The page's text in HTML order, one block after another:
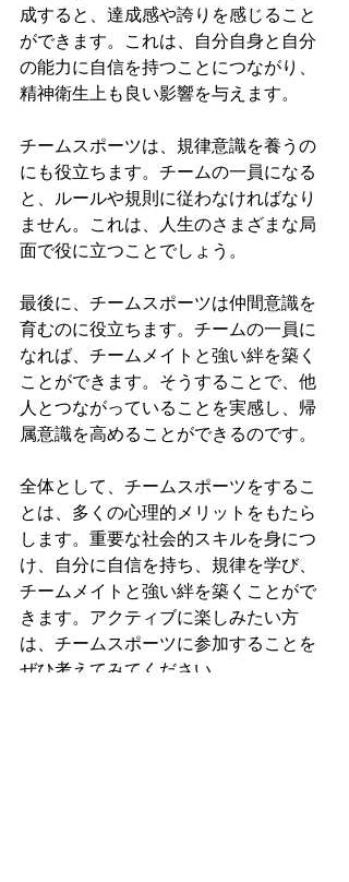
成すると、達成感や誇りを感じること
ができます。これは、自分自身と自分
の能力に自信を持つことにつながり、
精神衛生上も良い影響を与えます。
チームスポーツは、規律意識を養うの
にも役立ちます。チームの一員になる
と、ルールや規則に従わなければなり
ません。これは、人生のさまざまな局
面で役に立つことでしょう。
最後に、チームスポーツは仲間意識を
育むのに役立ちます。チームの一員に
なれば、チームメイトと強い絆を築く
ことができます。そうすることで、他
人とつながっていることを実感し、帰
属意識を高めることができるのです。
全体として、チームスポーツをするこ
とは、多くの心理的メリットをもたら
します。重要な社会的スキルを身につ
け、自分に自信を持ち、規律を学び、
チームメイトと強い絆を築くことがで
きます。アクティブに楽しみたい方
は、チームスポーツに参加することを
ぜひ考えてみてください。